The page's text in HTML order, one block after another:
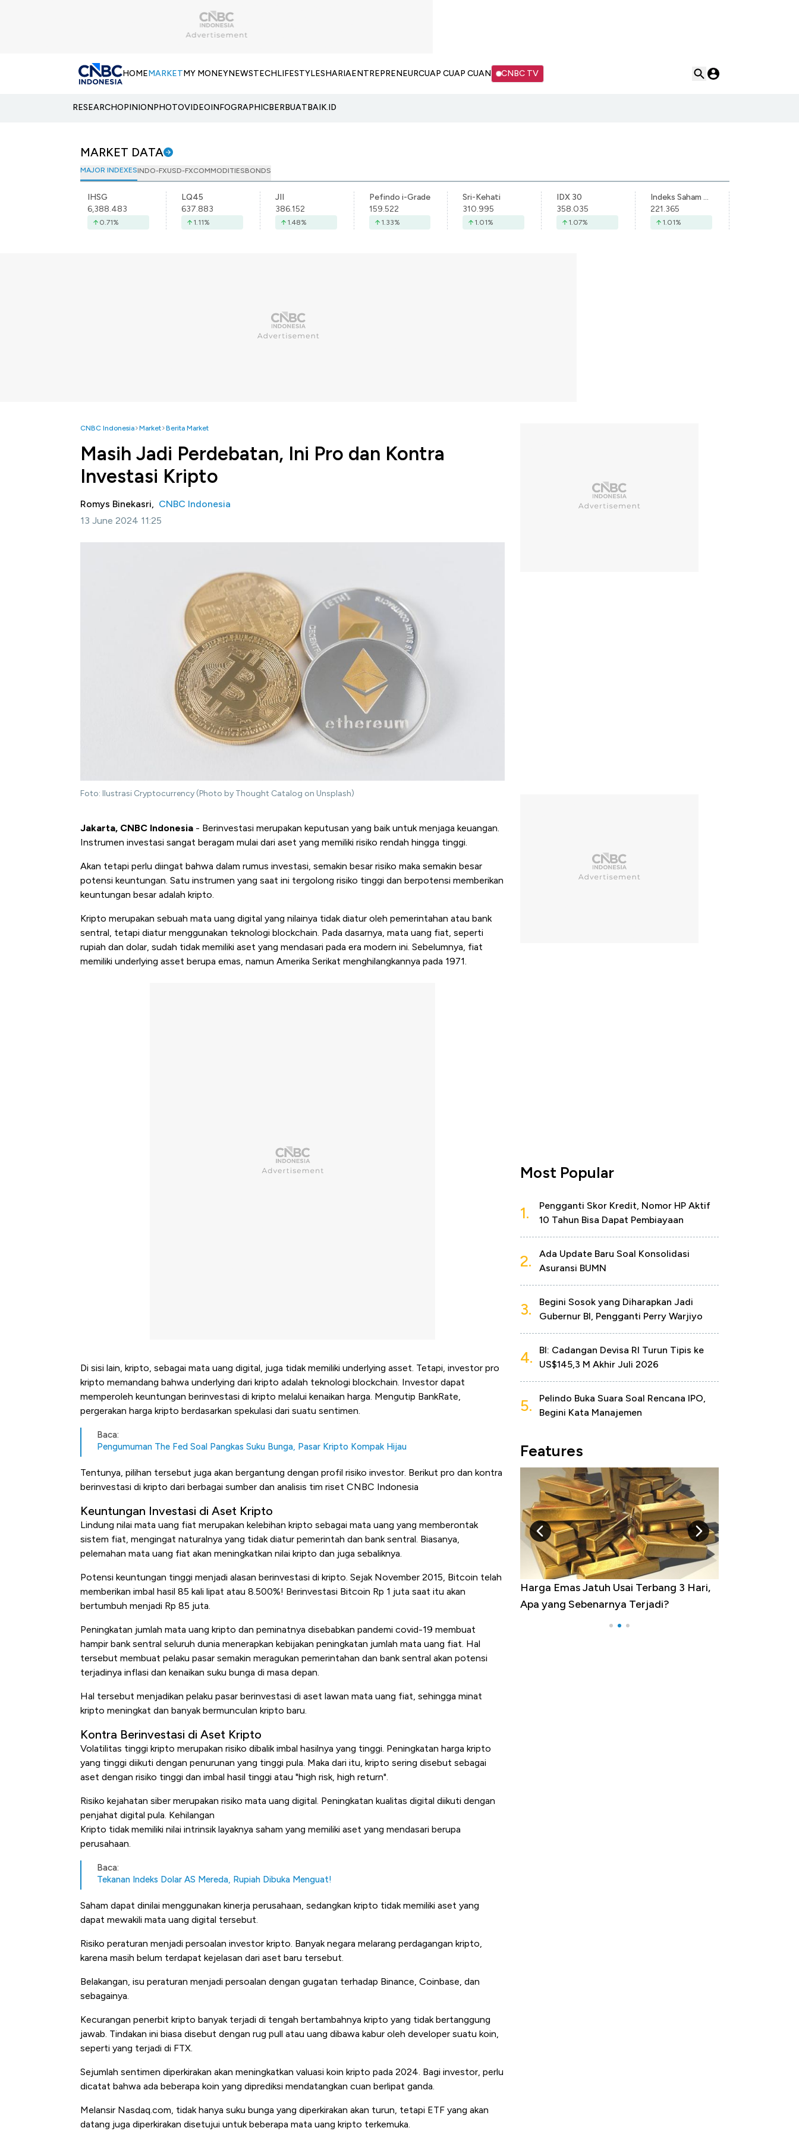
HOMEMARKETMY MONEYNEWSTECHLIFESTYLESHARIAENTREPRENEURCUAP CUAP CUAN CNBC TV
RESEARCHOPINIONPHOTOVIDEOINFOGRAPHICBERBUATBAIK.ID
MARKET DATA
MAJOR INDEXESINDO-FXUSD-FXCOMMODITIESBONDS
IHSG
6,388.483
0.71%
LQ45
637.883
1.11%
JII
386.152
1.48%
Pefindo i-Grade
159.522
1.33%
Sri-Kehati
310.995
1.01%
IDX 30
358.035
1.07%
Indeks Saham Syariah Indonesia
221.365
1.01%
CNBC Indonesia Market Berita Market
Masih Jadi Perdebatan, Ini Pro dan Kontra
Investasi Kripto
Romys Binekasri, CNBC Indonesia
13 June 2024 11:25
Foto: Ilustrasi Cryptocurrency (Photo by Thought Catalog on Unsplash)
Jakarta, CNBC Indonesia - Berinvestasi merupakan keputusan yang baik untuk menjaga keuangan.
Instrumen investasi sangat beragam mulai dari aset yang memiliki risiko rendah hingga tinggi.
Akan tetapi perlu diingat bahwa dalam rumus investasi, semakin besar risiko maka semakin besar
potensi keuntungan. Satu instrumen yang saat ini tergolong risiko tinggi dan berpotensi memberikan
keuntungan besar adalah kripto.
Kripto merupakan sebuah mata uang digital yang nilainya tidak diatur oleh pemerintahan atau bank
sentral, tetapi diatur menggunakan teknologi blockchain. Pada dasarnya, mata uang fiat, seperti
rupiah dan dolar, sudah tidak memiliki aset yang mendasari pada era modern ini. Sebelumnya, fiat
memiliki underlying asset berupa emas, namun Amerika Serikat menghilangkannya pada 1971.
Di sisi lain, kripto, sebagai mata uang digital, juga tidak memiliki underlying asset. Tetapi, investor pro
kripto memandang bahwa underlying dari kripto adalah teknologi blockchain. Investor dapat
memperoleh keuntungan berinvestasi di kripto melalui kenaikan harga. Mengutip BankRate,
pergerakan harga kripto berdasarkan spekulasi dari suatu sentimen.
Baca:
Pengumuman The Fed Soal Pangkas Suku Bunga, Pasar Kripto Kompak Hijau
Tentunya, pilihan tersebut juga akan bergantung dengan profil risiko investor. Berikut pro dan kontra
berinvestasi di kripto dari berbagai sumber dan analisis tim riset CNBC Indonesia
Keuntungan Investasi di Aset Kripto
Lindung nilai mata uang fiat merupakan kelebihan kripto sebagai mata uang yang memberontak
sistem fiat, mengingat naturalnya yang tidak diatur pemerintah dan bank sentral. Biasanya,
pelemahan mata uang fiat akan meningkatkan nilai kripto dan juga sebaliknya.
Potensi keuntungan tinggi menjadi alasan berinvestasi di kripto. Sejak November 2015, Bitcoin telah
memberikan imbal hasil 85 kali lipat atau 8.500%! Berinvestasi Bitcoin Rp 1 juta saat itu akan
bertumbuh menjadi Rp 85 juta.
Peningkatan jumlah mata uang kripto dan peminatnya disebabkan pandemi covid-19 membuat
hampir bank sentral seluruh dunia menerapkan kebijakan peningkatan jumlah mata uang fiat. Hal
tersebut membuat pelaku pasar semakin meragukan pemerintahan dan bank sentral akan potensi
terjadinya inflasi dan kenaikan suku bunga di masa depan.
Hal tersebut menjadikan pelaku pasar berinvestasi di aset lawan mata uang fiat, sehingga minat
kripto meningkat dan banyak bermunculan kripto baru.
Kontra Berinvestasi di Aset Kripto
Volatilitas tinggi kripto merupakan risiko dibalik imbal hasilnya yang tinggi. Peningkatan harga kripto
yang tinggi diikuti dengan penurunan yang tinggi pula. Maka dari itu, kripto sering disebut sebagai
aset dengan risiko tinggi dan imbal hasil tinggi atau "high risk, high return".
Risiko kejahatan siber merupakan risiko mata uang digital. Peningkatan kualitas digital diikuti dengan
penjahat digital pula. Kehilangan
Kripto tidak memiliki nilai intrinsik layaknya saham yang memiliki aset yang mendasari berupa
perusahaan.
Baca:
Tekanan Indeks Dolar AS Mereda, Rupiah Dibuka Menguat!
Saham dapat dinilai menggunakan kinerja perusahaan, sedangkan kripto tidak memiliki aset yang
dapat mewakili mata uang digital tersebut.
Risiko peraturan menjadi persoalan investor kripto. Banyak negara melarang perdagangan kripto,
karena masih belum terdapat kejelasan dari aset baru tersebut.
Belakangan, isu peraturan menjadi persoalan dengan gugatan terhadap Binance, Coinbase, dan
sebagainya.
Kecurangan penerbit kripto banyak terjadi di tengah bertambahnya kripto yang tidak bertanggung
jawab. Tindakan ini biasa disebut dengan rug pull atau uang dibawa kabur oleh developer suatu koin,
seperti yang terjadi di FTX.
Sejumlah sentimen diperkirakan akan meningkatkan valuasi koin kripto pada 2024. Bagi investor, perlu
dicatat bahwa ada beberapa koin yang diprediksi mendatangkan cuan berlipat ganda.
Melansir Nasdaq.com, tidak hanya suku bunga yang diperkirakan akan turun, tetapi ETF yang akan
datang juga diperkirakan disetujui untuk beberapa mata uang kripto terkemuka.
Most Popular
1.
Pengganti Skor Kredit, Nomor HP Aktif
10 Tahun Bisa Dapat Pembiayaan
2.
Ada Update Baru Soal Konsolidasi
Asuransi BUMN
3.
Begini Sosok yang Diharapkan Jadi
Gubernur BI, Pengganti Perry Warjiyo
4.
BI: Cadangan Devisa RI Turun Tipis ke
US$145,3 M Akhir Juli 2026
5.
Pelindo Buka Suara Soal Rencana IPO,
Begini Kata Manajemen
Features
Harga Batu Bara Bangkit, Ada Kabar
Harga Emas Jatuh Usai Terbang 3 Hari,
Apa yang Sebenarnya Terjadi?